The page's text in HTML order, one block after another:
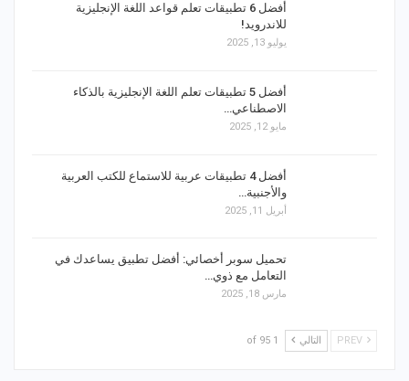
أفضل 6 تطبيقات تعلم قواعد اللغة الإنجليزية
للاندرويد!
يوليو 13, 2025
أفضل 5 تطبيقات تعلم اللغة الإنجليزية بالذكاء
الاصطناعي…
مايو 12, 2025
أفضل 4 تطبيقات عربية للاستماع للكتب العربية
والأجنبية…
أبريل 11, 2025
تحميل سوبر أخصائي: أفضل تطبيق يساعدك في
التعامل مع ذوي…
مارس 18, 2025
التالي 1 of 95